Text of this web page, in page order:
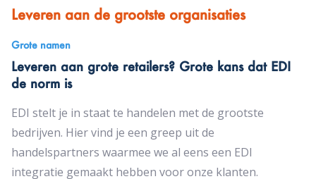
Leveren aan de grootste organisaties
Grote namen
Leveren aan grote retailers? Grote kans dat EDI
de norm is
EDI stelt je in staat te handelen met de grootste
bedrijven. Hier vind je een greep uit de
handelspartners waarmee we al eens een EDI
integratie gemaakt hebben voor onze klanten.